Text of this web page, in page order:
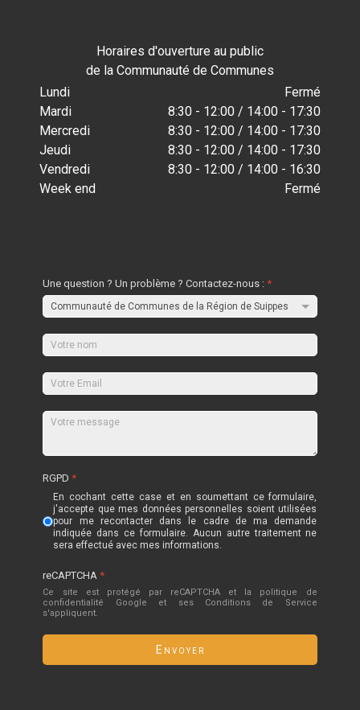
Horaires d'ouverture au public
de la Communauté de Communes
Lundi
Fermé
Mardi
8:30 - 12:00 / 14:00 - 17:30
Mercredi
8:30 - 12:00 / 14:00 - 17:30
Jeudi
8:30 - 12:00 / 14:00 - 17:30
Vendredi
8:30 - 12:00 / 14:00 - 16:30
Week end
Fermé
Une question ? Un problème ? Contactez-nous :*
RGPD*
En cochant cette case et en soumettant ce formulaire,
j'accepte que mes données personnelles soient utilisées
pour me recontacter dans le cadre de ma demande
indiquée dans ce formulaire. Aucun autre traitement ne
sera effectué avec mes informations.
reCAPTCHA*
Ce site est protégé par reCAPTCHA et la politique de
confidentialité Google et
ses Conditions de Service
s'appliquent.
Envoyer